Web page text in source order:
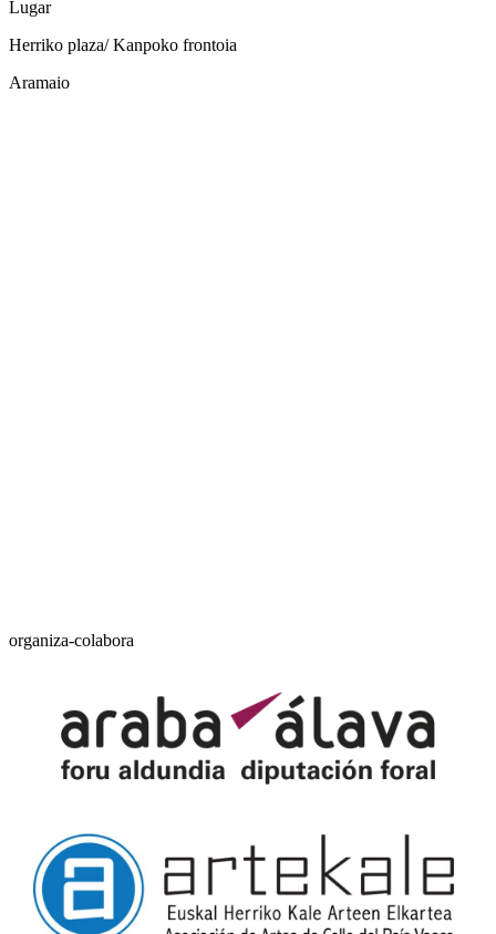
Lugar
Herriko plaza/ Kanpoko frontoia
Aramaio
organiza-colabora